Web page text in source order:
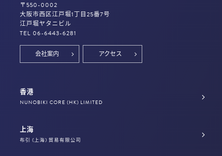
〒550-0002
大阪市西区江戸堀1丁目25番7号
江戸堀ヤタニビル
TEL 06-6443-6281
会社案内 アクセス
香港
NUNOBIKI CORE (HK) LIMITED
上海
布引 (上海) 貿易有限公司